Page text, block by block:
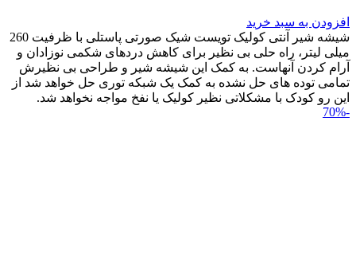
افزودن به سبد خرید
شیشه شیر آنتی کولیک تویست شیک صورتی پاستلی با ظرفیت 260
میلی لیتر، راه حلی بی نظیر برای کاهش دردهای شکمی نوزادان و
آرام کردن آنهاست. به کمک این شیشه شیر و طراحی بی نظیرش
تمامی توده های حل نشده به کمک یک شبکه توری حل خواهد شد از
این رو کودک با مشکلاتی نظیر کولیک یا نفخ مواجه نخواهد شد.
-70%